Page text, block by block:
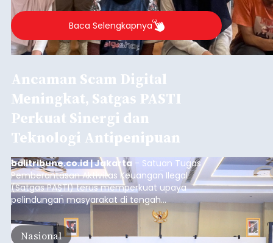
Baca Selengkapnya
Ancaman Scam Digital
Meningkat, Satgas PASTI
Perkuat Sinergi dan
Teknologi Antipenipuan
balitribune.co.id | Jakarta - Satuan Tugas
Pemberantasan Aktivitas Keuangan Ilegal
(Satgas PASTI) terus memperkuat upaya
pelindungan masyarakat di tengah
meningkatnya ancaman penipuan digital yang
semakin kompleks.
Nasional